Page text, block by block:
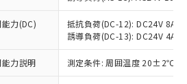
力(DC)
抵抗負荷(DC-12): DC24V 8A/
誘導負荷(DC-13): DC24V 4A/
力説明 測定条件: 周囲温度 20±2℃、
読みいただき、同意のうえ
。
スは、当社制御機器事業取扱
社在庫状況および標準価格
供させていただくもので
の商品で、対応品を出す予
。
EU RoHS指令（10物質）の
況を調査中または確認中の
センス料など無形物で、有
質材料含有率が中国RoHSの